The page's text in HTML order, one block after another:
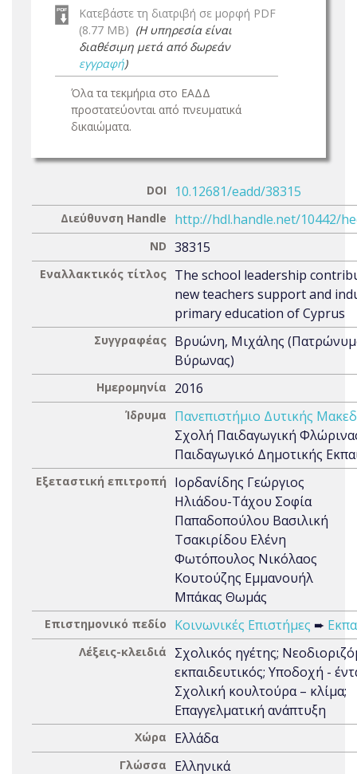
Κατεβάστε τη διατριβή σε μορφή PDF
(8.77 MB) (Η υπηρεσία είναι
διαθέσιμη μετά από δωρεάν
εγγραφή)
Όλα τα τεκμήρια στο ΕΑΔΔ
προστατεύονται από πνευματικά
δικαιώματα.
DOI 10.12681/eadd/38315
Διεύθυνση Handle http://hdl.handle.net/10442/
ND 38315
Εναλλακτικός τίτλος The school leadership
new teachers support and
primary education of Cyprus
Συγγραφέας Βρυώνη, Μιχάλης
Βύρωνας)
Ημερομηνία 2016
Ίδρυμα
Πανεπιστήμιο Δυτικής
Σχολή Παιδαγωγική
Παιδαγωγικό Δημοτικής
Εξεταστική επιτροπή
Ιορδανίδης Γεώργιος
Ηλιάδου-Τάχου Σοφία
Παπαδοπούλου Βασιλική
Τσακιρίδου Ελένη
Φωτόπουλος Νικόλαος
Κουτούζης Εμμανουήλ
Μπάκας Θωμάς
Επιστημονικό πεδίο Κοινωνικές Επιστήμες ➨
Λέξεις-κλειδιά
Σχολικός ηγέτης;
εκπαιδευτικός; Υποδοχή -
Σχολική κουλτούρα – κλίμα;
Επαγγελματική ανάπτυξη
Χώρα Ελλάδα
Γλώσσα Ελληνικά